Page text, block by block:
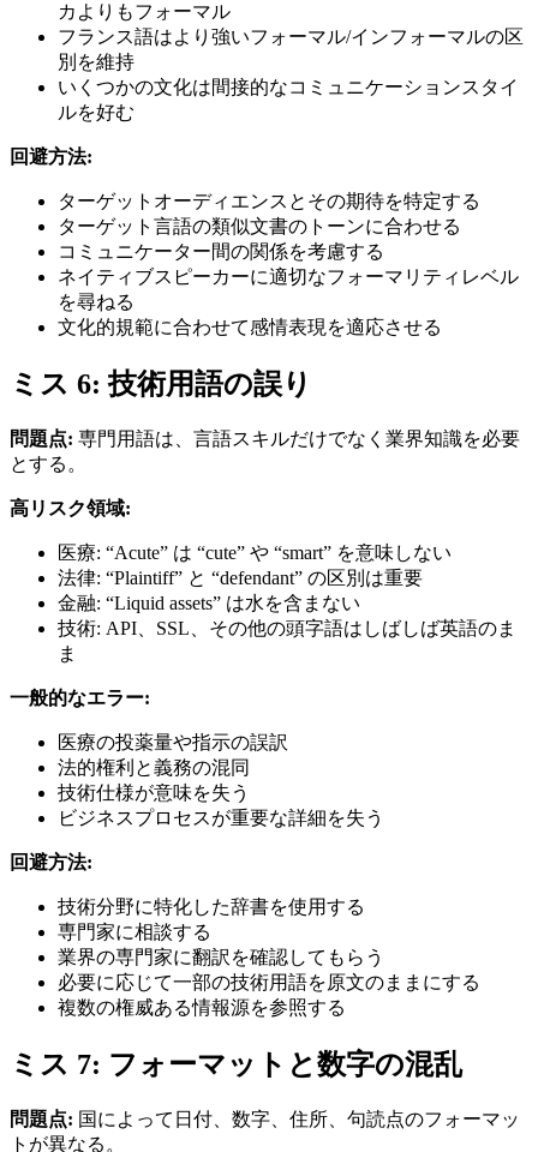
カよりもフォーマル
フランス語はより強いフォーマル/インフォーマルの区
別を維持
いくつかの文化は間接的なコミュニケーションスタイ
ルを好む
回避方法:
ターゲットオーディエンスとその期待を特定する
ターゲット言語の類似文書のトーンに合わせる
コミュニケーター間の関係を考慮する
ネイティブスピーカーに適切なフォーマリティレベル
を尋ねる
文化的規範に合わせて感情表現を適応させる
ミス 6: 技術用語の誤り
問題点: 専門用語は、言語スキルだけでなく業界知識を必要
とする。
高リスク領域:
医療: “Acute” は “cute” や “smart” を意味しない
法律: “Plaintiff” と “defendant” の区別は重要
金融: “Liquid assets” は水を含まない
技術: API、SSL、その他の頭字語はしばしば英語のま
ま
一般的なエラー:
医療の投薬量や指示の誤訳
法的権利と義務の混同
技術仕様が意味を失う
ビジネスプロセスが重要な詳細を失う
回避方法:
技術分野に特化した辞書を使用する
専門家に相談する
業界の専門家に翻訳を確認してもらう
必要に応じて一部の技術用語を原文のままにする
複数の権威ある情報源を参照する
ミス 7: フォーマットと数字の混乱
問題点: 国によって日付、数字、住所、句読点のフォーマッ
トが異なる。